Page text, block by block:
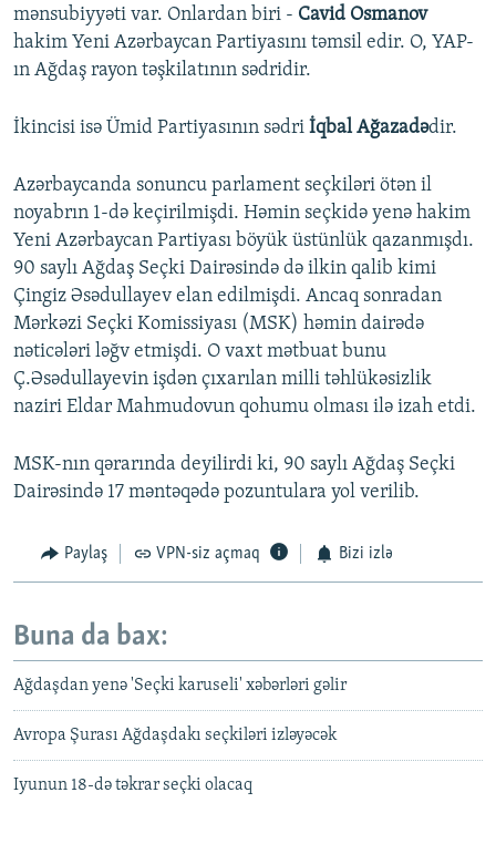
mənsubiyyəti var. Onlardan biri - Cavid Osmanov
hakim Yeni Azərbaycan Partiyasını təmsil edir. O, YAP-
ın Ağdaş rayon təşkilatının sədridir.
İkincisi isə Ümid Partiyasının sədri İqbal Ağazadədir.
Azərbaycanda sonuncu parlament seçkiləri ötən il
noyabrın 1-də keçirilmişdi. Həmin seçkidə yenə hakim
Yeni Azərbaycan Partiyası böyük üstünlük qazanmışdı.
90 saylı Ağdaş Seçki Dairəsində də ilkin qalib kimi
Çingiz Əsədullayev elan edilmişdi. Ancaq sonradan
Mərkəzi Seçki Komissiyası (MSK) həmin dairədə
nəticələri ləğv etmişdi. O vaxt mətbuat bunu
Ç.Əsədullayevin işdən çıxarılan milli təhlükəsizlik
naziri Eldar Mahmudovun qohumu olması ilə izah etdi.
MSK-nın qərarında deyilirdi ki, 90 saylı Ağdaş Seçki
Dairəsində 17 məntəqədə pozuntulara yol verilib.
Paylaş VPN-siz açmaq Bizi izlə
Buna da bax:
Ağdaşdan yenə 'Seçki karuseli' xəbərləri gəlir
Avropa Şurası Ağdaşdakı seçkiləri izləyəcək
Iyunun 18-də təkrar seçki olacaq